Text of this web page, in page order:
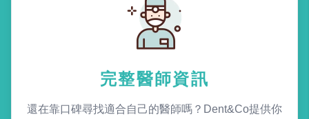
完整醫師資訊
還在靠口碑尋找適合自己的醫師嗎？Dent&Co提供你